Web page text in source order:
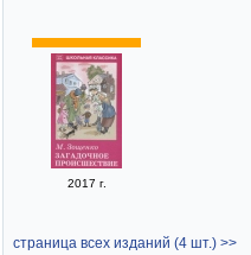
2017 г.
страница всех изданий (4 шт.) >>